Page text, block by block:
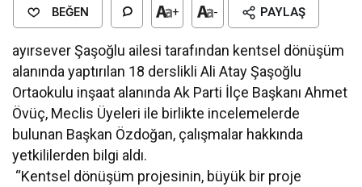
BEĞEN + - PAYLAŞ
ayırsever Şaşoğlu ailesi tarafından kentsel dönüşüm
alanında yaptırılan 18 derslikli Ali Atay Şaşoğlu
Ortaokulu inşaat alanında Ak Parti İlçe Başkanı Ahmet
Övüç, Meclis Üyeleri ile birlikte incelemelerde
bulunan Başkan Özdoğan, çalışmalar hakkında
yetkililerden bilgi aldı.
“Kentsel dönüşüm projesinin, büyük bir proje